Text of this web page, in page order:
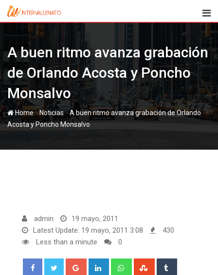
Skip
A buen ritmo avanza grabación
de Orlando Acosta y Poncho
Monsalvo
Home-Noticias-A buen ritmo avanza grabación de Orlando
Acosta y Poncho Monsalvo
admin
19 mayo, 2011
Latest Update: 19 mayo, 2011 3:08
430
Less than a minute
0
Google+ LinkedIn WhatsappStumbleUpon